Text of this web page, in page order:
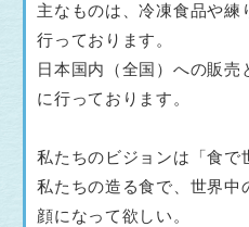
主なものは、冷凍食品や練
行っております。
日本国内（全国）への販売
に行っております。
私たちのビジョンは「食で
私たちの造る食で、世界中
顔になって欲しい。